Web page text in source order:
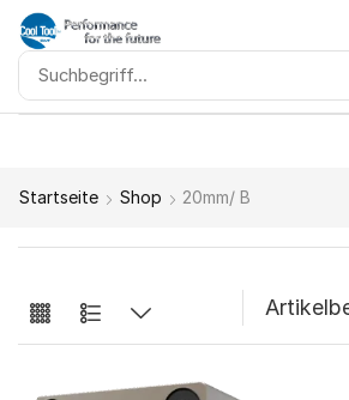
Startseite Shop 20mm/ B